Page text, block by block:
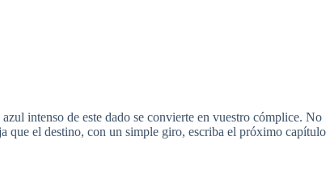
intenso de este dado se convierte en vuestro cómplice. No
que el destino, con un simple giro, escriba el próximo capítulo